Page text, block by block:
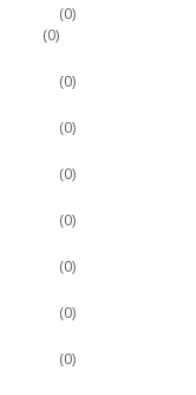
(0)
(0)
(0)
(0)
(0)
(0)
(0)
(0)
(0)